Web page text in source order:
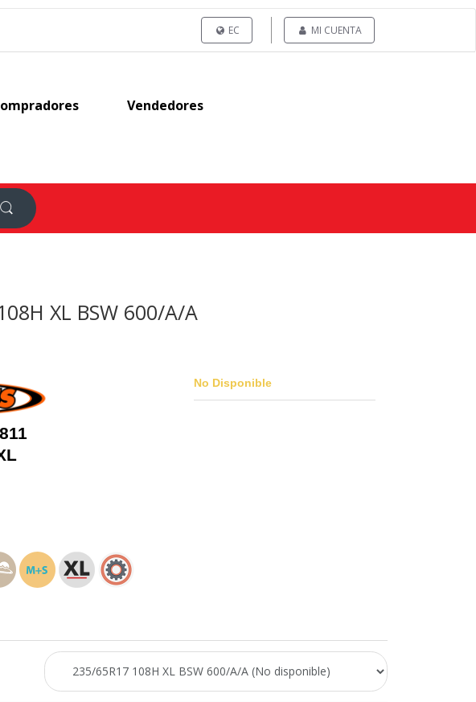
EC MI CUENTA
Vendedores
XL BSW 600/A/A
No Disponible